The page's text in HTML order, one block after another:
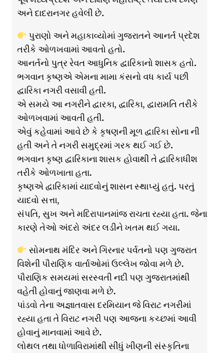
અને દાદરાનગર હવેલી છે.
પુરાણો અને મહાકાવ્યોમાં ગુજરાતને આનર્ત પ્રદેશ
તરીકે ઓળખવામાં આવતો હતો.
આનર્તનો પુત્ર રેવત આધુનિક દ્વારિકાનો શાસક હતો.
ભગવાન કૃષ્ણએ એમના મામા કંસનો વધ કાર્ય પછી
દ્વારિકા નગરી વસાવી હતી.
એ સમયે આ નગરીને દ્વારકા, દ્વારિકા, દ્વારામતિ તરીકે
ઓળખવામાં આવતી હતી.
એવું કહેવામાં આવે છે કે કૃષણની મૂળ દ્વારિકા સોના ની
હતી અને તે નગરી સમુદ્રમાં ગરક થઈ ગઈ છે.
ભગવાન કૃષ્ણ દ્વારિકાના શાસક હોવાથી તે દ્વારિકાધીશ
તરીકે ઓળખાતા હતા.
કૃષ્ણએ દ્વારિકામાં યાદવોનું શાસન સ્થાપ્યું હતું. પરતું
યાદવો સત્તા,
સંપતિ, સુખ અને મદિરાપાનમાંજ રાચતા રહ્યા હતા. જેના
કારણે તેઓ અંદરો અંદર લડીને ખતમ થઈ ગયા.
સોમનાથ મંદિર અને ગિરનાર પર્વતનો પણ ગુજરાત
વિશેની પૌરાણિક વાર્તાઓમાં ઉલ્લેખ જોવા મળે છે.
પૌરાણિક સમયમાં સરસ્વતી નદી પણ ગુજરાતમાંથી
વહેતી હોવાનું જાણવા મળે છે.
પાંડવો તેના અજ્ઞાતવાસ દરમિયાન જે વિરાટ નગરીમાં
રહ્યા હતા તે વિરાટ નગરી પણ આજના કચ્છમાં આવી
હોવાનું માનવામાં આવે છે.
લોથલ તથા ધોળાવિરામાંથી સીંધું ખીણની સંસ્કૃતિના